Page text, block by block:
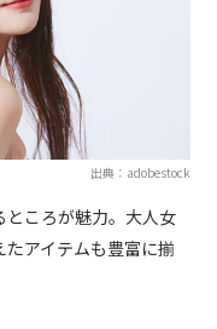
出典：adobestock
ころが魅力。大人女
アイテムも豊富に揃